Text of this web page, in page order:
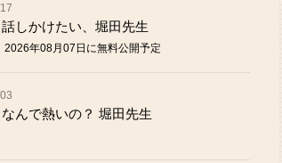
しかけたい、堀田先生
2026年08月07日 に無料公開予定
んで熱いの？ 堀田先生